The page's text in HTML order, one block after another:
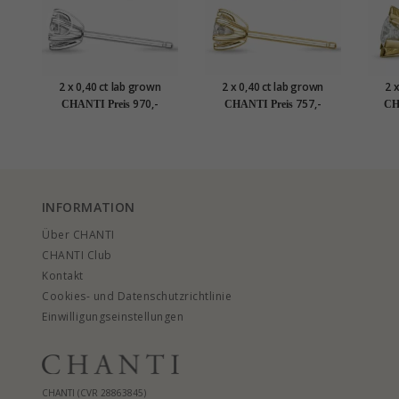
2 x 0,40 ct lab grown
Diamant Solitärohrstecker
CHANTI Preis 970,-
2 x 0,40 ct lab grown
Diamant Solitärohrstecker
CHANTI Preis 757,-
2
INFORMATION
Über CHANTI
CHANTI Club
Kontakt
Cookies- und Datenschutzrichtlinie
Einwilligungseinstellungen
CHANTI (CVR 28863845)